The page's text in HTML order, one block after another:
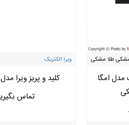
برند ویرا الکتریک
مشکی طلا مشکی
مدل امگا
ویرا الکتریک
کلید و پریز ویرا مدل T2 سفید